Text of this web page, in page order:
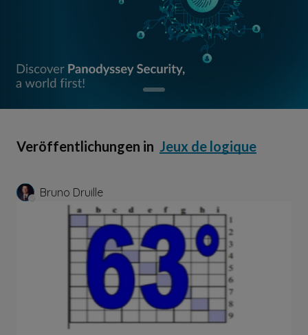
Veröffentlichungen in Jeux de logique
Bruno Druille